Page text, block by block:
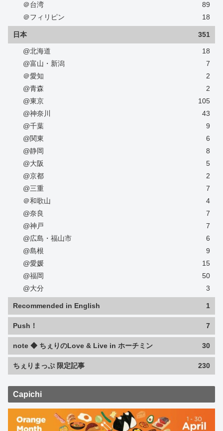
＠台湾
89
＠フィリピン
18
日本 351
@北海道
18
@富山・新潟
7
＠愛知
2
@青森
2
@東京
105
@神奈川
43
@千葉
9
@関東
6
@静岡
8
@大阪
5
@京都
2
@三重
7
＠和歌山
4
@奈良
7
@神戸
7
@広島・福山市
6
@島根
9
@愛媛
15
@福岡
50
@大分
3
Recommended in English 1
Push！ 7
note ◆ ちぇりのLove & Live in ホーチミン 30
ちぇりまっぷ 限定記事 230
Capichi